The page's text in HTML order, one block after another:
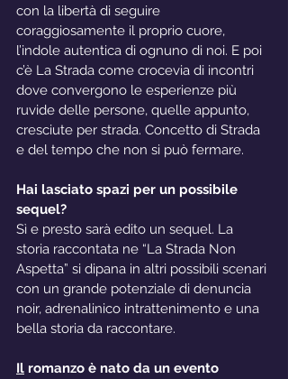
con la libertà di seguire
coraggiosamente il proprio cuore,
l’indole autentica di ognuno di noi. E poi
c’è La Strada come crocevia di incontri
dove convergono le esperienze più
ruvide delle persone, quelle appunto,
cresciute per strada. Concetto di Strada
e del tempo che non si può fermare.
Hai lasciato spazi per un possibile
sequel?
Sì e presto sarà edito un sequel. La
storia raccontata ne “La Strada Non
Aspetta” si dipana in altri possibili scenari
con un grande potenziale di denuncia
noir, adrenalinico intrattenimento e una
bella storia da raccontare.
Il romanzo è nato da un evento